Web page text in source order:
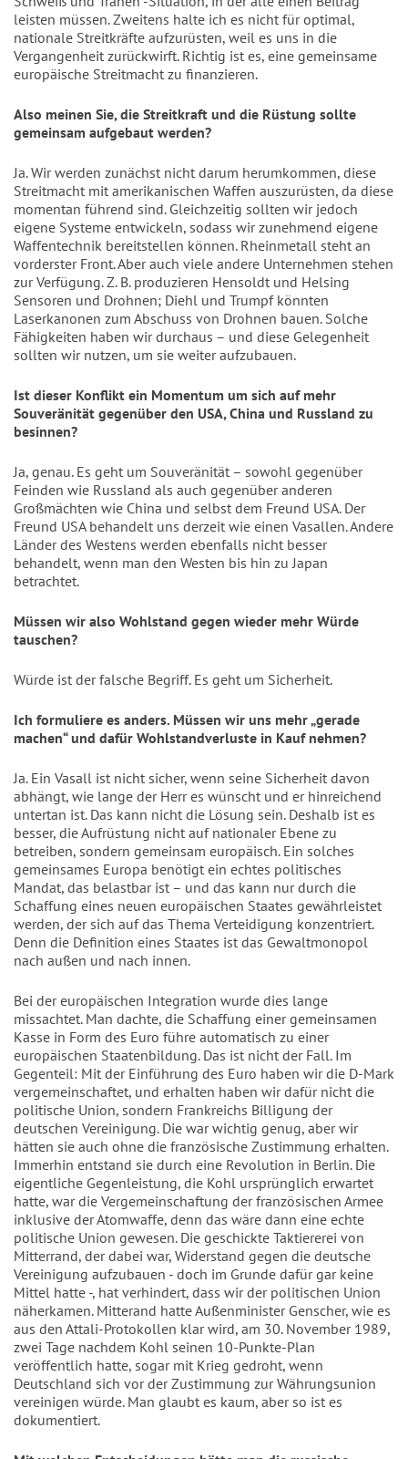
leisten müssen. Zweitens halte ich es nicht für optimal,
nationale Streitkräfte aufzurüsten, weil es uns in die
Vergangenheit zurückwirft. Richtig ist es, eine gemeinsame
europäische Streitmacht zu finanzieren.
Also meinen Sie, die Streitkraft und die Rüstung sollte
gemeinsam aufgebaut werden?
Ja. Wir werden zunächst nicht darum herumkommen, diese
Streitmacht mit amerikanischen Waffen auszurüsten, da diese
momentan führend sind. Gleichzeitig sollten wir jedoch
eigene Systeme entwickeln, sodass wir zunehmend eigene
Waffentechnik bereitstellen können. Rheinmetall steht an
vorderster Front. Aber auch viele andere Unternehmen stehen
zur Verfügung. Z. B. produzieren Hensoldt und Helsing
Sensoren und Drohnen; Diehl und Trumpf könnten
Laserkanonen zum Abschuss von Drohnen bauen. Solche
Fähigkeiten haben wir durchaus – und diese Gelegenheit
sollten wir nutzen, um sie weiter aufzubauen.
Ist dieser Konflikt ein Momentum um sich auf mehr
Souveränität gegenüber den USA, China und Russland zu
besinnen?
Ja, genau. Es geht um Souveränität – sowohl gegenüber
Feinden wie Russland als auch gegenüber anderen
Großmächten wie China und selbst dem Freund USA. Der
Freund USA behandelt uns derzeit wie einen Vasallen. Andere
Länder des Westens werden ebenfalls nicht besser
behandelt, wenn man den Westen bis hin zu Japan
betrachtet.
Müssen wir also Wohlstand gegen wieder mehr Würde
tauschen?
Würde ist der falsche Begriff. Es geht um Sicherheit.
Ich formuliere es anders. Müssen wir uns mehr „gerade
machen“ und dafür Wohlstandverluste in Kauf nehmen?
Ja. Ein Vasall ist nicht sicher, wenn seine Sicherheit davon
abhängt, wie lange der Herr es wünscht und er hinreichend
untertan ist. Das kann nicht die Lösung sein. Deshalb ist es
besser, die Aufrüstung nicht auf nationaler Ebene zu
betreiben, sondern gemeinsam europäisch. Ein solches
gemeinsames Europa benötigt ein echtes politisches
Mandat, das belastbar ist – und das kann nur durch die
Schaffung eines neuen europäischen Staates gewährleistet
werden, der sich auf das Thema Verteidigung konzentriert.
Denn die Definition eines Staates ist das Gewaltmonopol
nach außen und nach innen.
Bei der europäischen Integration wurde dies lange
missachtet. Man dachte, die Schaffung einer gemeinsamen
Kasse in Form des Euro führe automatisch zu einer
europäischen Staatenbildung. Das ist nicht der Fall. Im
Gegenteil: Mit der Einführung des Euro haben wir die D-Mark
vergemeinschaftet, und erhalten haben wir dafür nicht die
politische Union, sondern Frankreichs Billigung der
deutschen Vereinigung. Die war wichtig genug, aber wir
hätten sie auch ohne die französische Zustimmung erhalten.
Immerhin entstand sie durch eine Revolution in Berlin. Die
eigentliche Gegenleistung, die Kohl ursprünglich erwartet
hatte, war die Vergemeinschaftung der französischen Armee
inklusive der Atomwaffe, denn das wäre dann eine echte
politische Union gewesen. Die geschickte Taktiererei von
Mitterrand, der dabei war, Widerstand gegen die deutsche
Vereinigung aufzubauen - doch im Grunde dafür gar keine
Mittel hatte -, hat verhindert, dass wir der politischen Union
näherkamen. Mitterand hatte Außenminister Genscher, wie es
aus den Attali-Protokollen klar wird, am 30. November 1989,
zwei Tage nachdem Kohl seinen 10-Punkte-Plan
veröffentlich hatte, sogar mit Krieg gedroht, wenn
Deutschland sich vor der Zustimmung zur Währungsunion
vereinigen würde. Man glaubt es kaum, aber so ist es
dokumentiert.